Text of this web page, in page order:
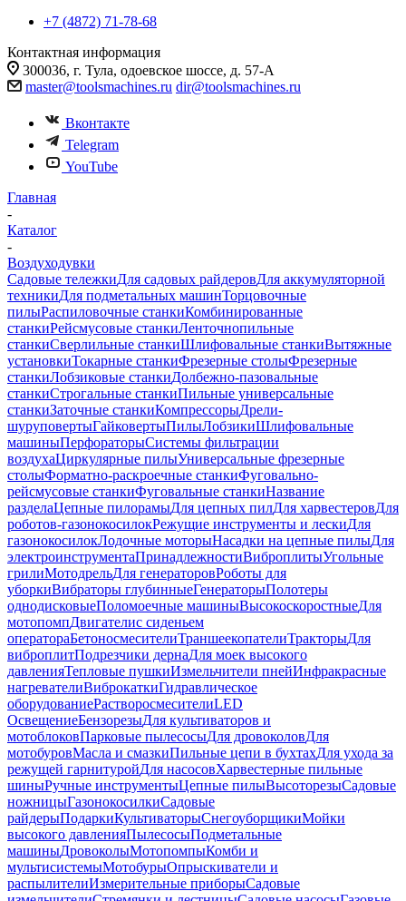
+7 (4872) 71-78-68
Контактная информация
300036, г. Тула, одоевское шоссе, д. 57-А
master@toolsmachines.ru dir@toolsmachines.ru
Вконтакте
Telegram
YouTube
Главная
-
Каталог
-
Воздуходувки
Садовые тележкиДля садовых райдеровДля аккумуляторной
техникиДля подметальных машинТорцовочные
пилыРаспиловочные станкиКомбинированные
станкиРейсмусовые станкиЛенточнопильные
станкиСверлильные станкиШлифовальные станкиВытяжные
установкиТокарные станкиФрезерные столыФрезерные
станкиЛобзиковые станкиДолбежно-пазовальные
станкиСтрогальные станкиПильные универсальные
станкиЗаточные станкиКомпрессорыДрели-
шуруповертыГайковертыПилыЛобзикиШлифовальные
машиныПерфораторыСистемы фильтрации
воздухаЦиркулярные пилыУниверсальные фрезерные
столыФорматно-раскроечные станкиФуговально-
рейсмусовые станкиФуговальные станкиНазвание
разделаЦепные пилорамыДля цепных пилДля харвестеровДля
роботов-газонокосилокРежущие инструменты и лескиДля
газонокосилокЛодочные моторыНасадки на цепные пилыДля
электроинструментаПринадлежностиВиброплитыУгольные
грилиМотодрельДля генераторовРоботы для
уборкиВибраторы глубинныеГенераторыПолотеры
однодисковыеПоломоечные машиныВысокоскоростныеДля
мотопомпДвигателис сиденьем
оператораБетоносмесителиТраншеекопателиТракторыДля
виброплитПодрезчики дернаДля моек высокого
давленияТепловые пушкиИзмельчители пнейИнфракрасные
нагревателиВиброкаткиГидравлическое
оборудованиеРастворосмесителиLED
ОсвещениеБензорезыДля культиваторов и
мотоблоковПарковые пылесосыДля дровоколовДля
мотобуровМасла и смазкиПильные цепи в бухтахДля ухода за
режущей гарнитуройДля насосовХарвестерные пильные
шиныРучные инструментыЦепные пилыВысоторезыСадовые
ножницыГазонокосилкиСадовые
райдерыПодаркиКультиваторыСнегоуборщикиМойки
высокого давленияПылесосыПодметальные
машиныДровоколыМотопомпыКомби и
мультисистемыМотобурыОпрыскиватели и
распылителиИзмерительные приборыСадовые